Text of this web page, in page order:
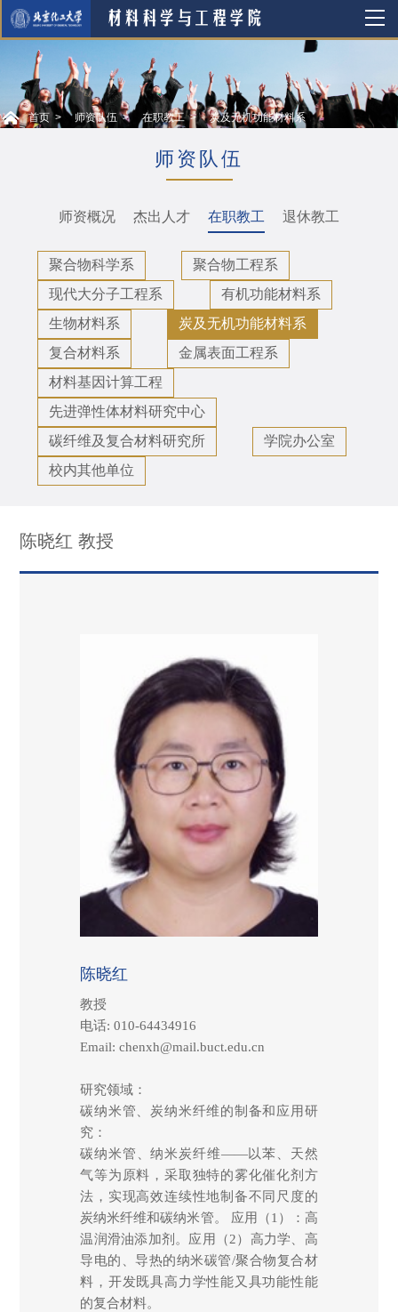
首页 师资队伍 在职教工 炭及无机功能材料系
师资队伍
师资概况 杰出人才 在职教工 退休教工
聚合物科学系
聚合物工程系
现代大分子工程系
有机功能材料系
生物材料系
炭及无机功能材料系
复合材料系
金属表面工程系
材料基因计算工程
先进弹性体材料研究中心
碳纤维及复合材料研究所
学院办公室
校内其他单位
陈晓红 教授
陈晓红
教授
电话: 010-64434916
Email: chenxh@mail.buct.edu.cn
研究领域：
碳纳米管、炭纳米纤维的制备和应用研
究：
碳纳米管、纳米炭纤维——以苯、天然
气等为原料，采取独特的雾化催化剂方
法，实现高效连续性地制备不同尺度的
炭纳米纤维和碳纳米管。 应用（1）：高
温润滑油添加剂。应用（2）高力学、高
导电的、导热的纳米碳管/聚合物复合材
料，开发既具高力学性能又具功能性能
的复合材料。